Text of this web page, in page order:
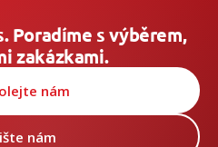
Poradíme s výběrem,
zakázkami.
nám
nám